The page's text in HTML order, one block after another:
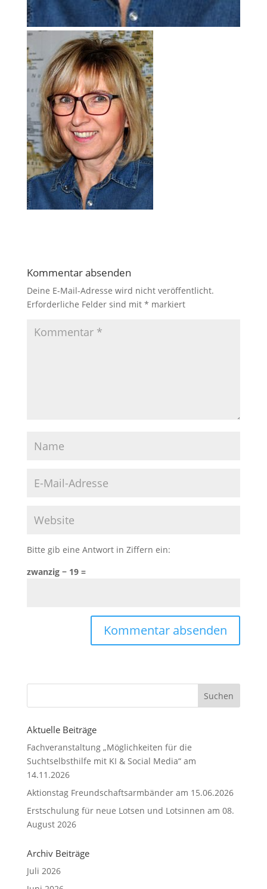
Kommentar absenden
Deine E-Mail-Adresse wird nicht veröffentlicht.
Erforderliche Felder sind mit * markiert
Bitte gib eine Antwort in Ziffern ein:
zwanzig − 19 =
Aktuelle Beiträge
Fachveranstaltung „Möglichkeiten für die
Suchtselbsthilfe mit KI & Social Media“ am
14.11.2026
Aktionstag Freundschaftsarmbänder am 15.06.2026
Erstschulung für neue Lotsen und Lotsinnen am 08.
August 2026
Archiv Beiträge
Juli 2026